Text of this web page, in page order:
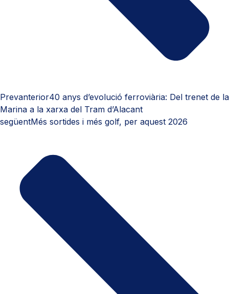
Prevanterior40 anys d’evolució ferroviària: Del trenet de la
Marina a la xarxa del Tram d’Alacant
següentMés sortides i més golf, per aquest 2026